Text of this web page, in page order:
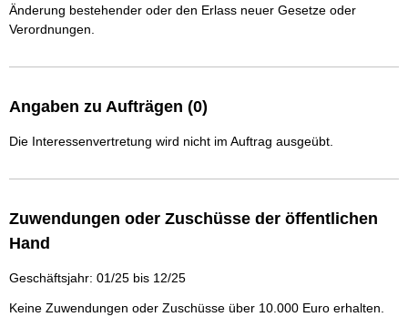
Änderung bestehender oder den Erlass neuer Gesetze oder
Verordnungen.
Angaben zu Aufträgen (0)
Die Interessenvertretung wird nicht im Auftrag ausgeübt.
Zuwendungen oder Zuschüsse der öffentlichen
Hand
Geschäftsjahr: 01/25 bis 12/25
Keine Zuwendungen oder Zuschüsse über 10.000 Euro erhalten.